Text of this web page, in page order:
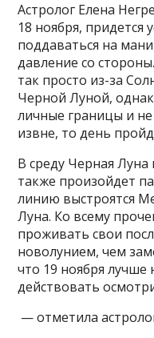
Астролог Елена
18 ноября, придется
поддаваться на
давление со
так просто из-за
Черной Луной,
личные границы и
извне, то день
В среду Черная
также произойдет
линию выстроятся
Луна. Ко всему
проживать свои
новолунием, чем
что 19 ноября лучше
действовать
— отметила